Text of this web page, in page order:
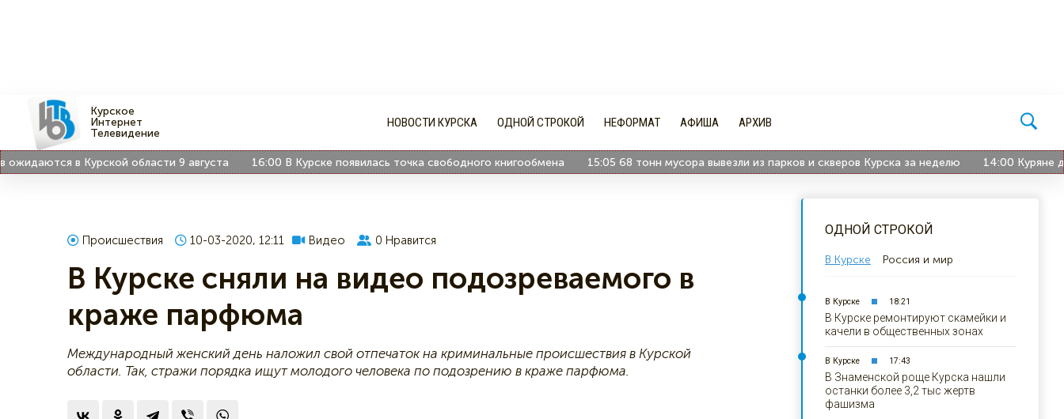
Курское
Интернет
Телевидение
НОВОСТИ КУРСКА ОДНОЙ СТРОКОЙ НЕФОРМАТ АФИША АРХИВ
в Курской области 9 августа 16:00 В Курске появилась точка свободного книгообмена 15:05 68 тонн мусора вывезли из парков и скверов Курска за неделю 14:00 Куряне
Происшествия 10-03-2020, 12:11 Видео 0 Нравится
В Курске сняли на видео подозреваемого в
краже парфюма
Международный женский день наложил свой отпечаток на криминальные происшествия в Курской
области. Так, стражи порядка ищут молодого человека по подозрению в краже парфюма.
ОДНОЙ СТРОКОЙ
В Курске Россия и мир
В Курске 18:21
В Курске ремонтируют скамейки и
качели в общественных зонах
В Курске 17:43
В Знаменской роще Курска нашли
останки более 3,2 тыс жертв
фашизма